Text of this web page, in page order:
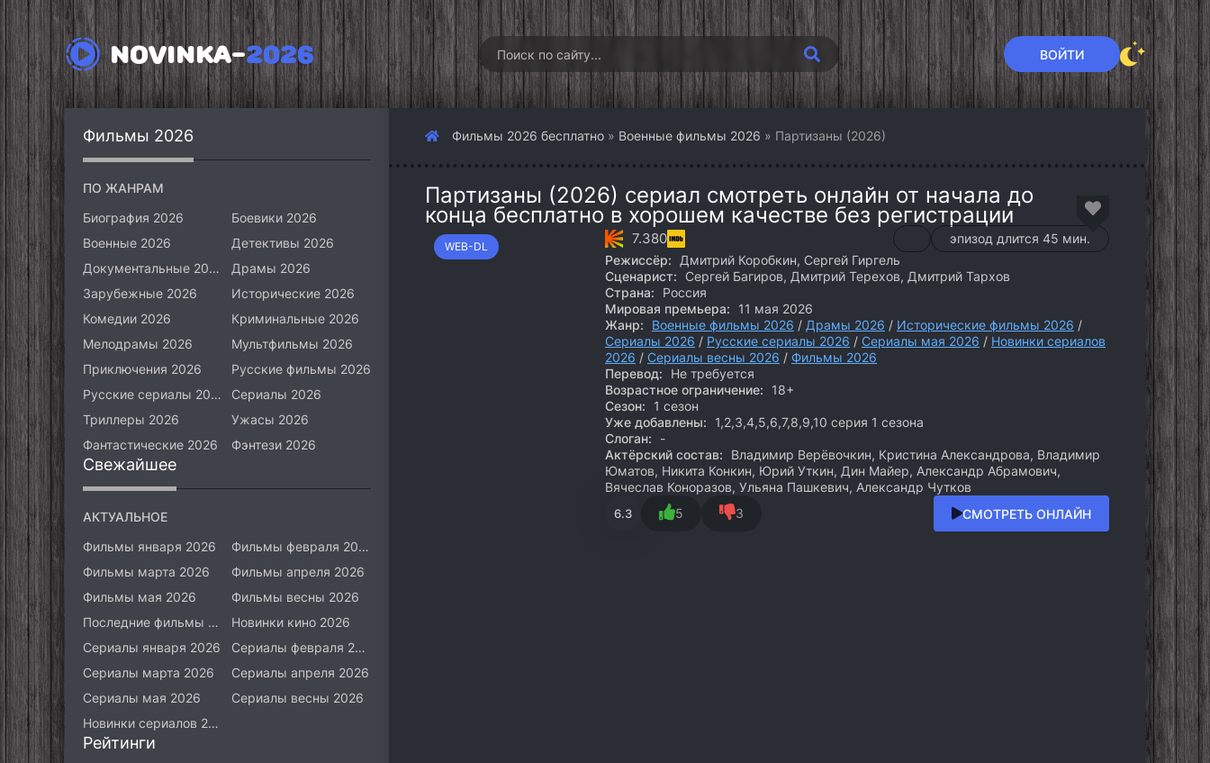
NOVINKA-2026 ВОЙТИ
Фильмы 2026 бесплатно » Военные фильмы 2026 » Партизаны (2026)
Партизаны (2026) сериал смотреть онлайн от начала до
конца бесплатно в хорошем качестве без регистрации
WEB-DL 7.380
эпизод длится 45 мин.
Режиссёр:
Дмитрий Коробкин, Сергей Гиргель
Сценарист:
Сергей Багиров, Дмитрий Терехов, Дмитрий Тархов
Страна:
Россия
Мировая премьера:
11 мая 2026
Жанр:
Военные фильмы 2026 / Драмы 2026 / Исторические фильмы 2026 /
Сериалы 2026 / Русские сериалы 2026 / Сериалы мая 2026 / Новинки сериалов
2026 / Сериалы весны 2026 / Фильмы 2026
Перевод:
Не требуется
Возрастное ограничение:
18+
Сезон:
1 сезон
Уже добавлены:
1,2,3,4,5,6,7,8,9,10 серия 1 сезона
Слоган:
-
Актёрский состав:
Владимир Верёвочкин, Кристина Александрова, Владимир
Юматов, Никита Конкин, Юрий Уткин, Дин Майер, Александр Абрамович,
Вячеслав Коноразов, Ульяна Пашкевич, Александр Чутков
6.3 5 3 СМОТРЕТЬ ОНЛАЙН
Фильмы 2026
ПО ЖАНРАМ
Биография 2026
Боевики 2026
Военные 2026
Детективы 2026
Документальные 2026
Драмы 2026
Зарубежные 2026
Исторические 2026
Комедии 2026
Криминальные 2026
Мелодрамы 2026
Мультфильмы 2026
Приключения 2026
Русские фильмы 2026
Русские сериалы 2026
Сериалы 2026
Триллеры 2026
Ужасы 2026
Фантастические 2026
Фэнтези 2026
Свежайшее
АКТУАЛЬНОЕ
Фильмы января 2026
Фильмы февраля 2026
Фильмы марта 2026
Фильмы апреля 2026
Фильмы мая 2026
Фильмы весны 2026
Последние фильмы 2026
Новинки кино 2026
Сериалы января 2026
Сериалы февраля 2026
Сериалы марта 2026
Сериалы апреля 2026
Сериалы мая 2026
Сериалы весны 2026
Новинки сериалов 2026
Рейтинги